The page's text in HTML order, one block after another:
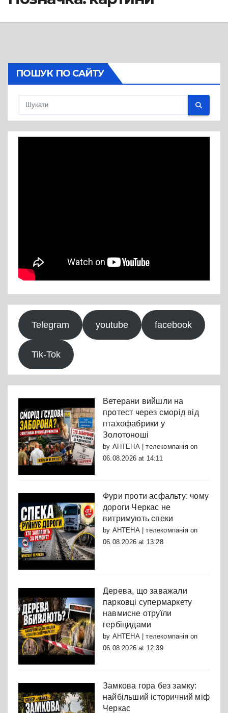
ПОШУК ПО САЙТУ
Telegram youtube facebook
Tik-Tok
Ветерани вийшли на
протест через сморід від
птахофабрики у
Золотоноші
by АНТЕНА | телекомпаніяon
06.08.2026 at 14:11
Фури проти асфальту: чому
дороги Черкас не
витримують спеки
by АНТЕНА | телекомпаніяon
06.08.2026 at 13:28
Дерева, що заважали
парковці супермаркету
навмисне отруїли
гербіцидами
by АНТЕНА | телекомпаніяon
06.08.2026 at 12:39
Замкова гора без замку:
найбільший історичний міф
Черкас